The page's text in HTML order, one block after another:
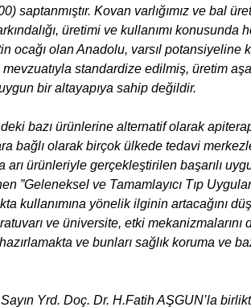
saptanmıştır. Kovan varlığımız ve bal
üretimi ve kullanımı konusunda
olan Anadolu, varsıl potansiyeline
standardize edilmiş, üretim
bir altayapıya sahip değildir.
bazı ürünlerine alternatif olarak
bağlı olarak birçok ülkede tedavi
arı ürünleriyle gerçekleştirilen başarılı
”Geleneksel ve Tamamlayıcı Tıp
kullanımına yönelik ilginin artacağını
ve üniversite, etki mekanizmalarını
ve bunları sağlık koruma ve
Yrd. Doç. Dr. H.Fatih AŞGUN’la